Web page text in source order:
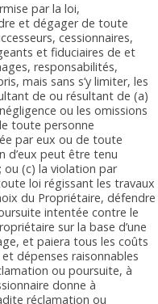
par la loi,
et dégager de toute
cessionnaires,
et fiduciaires de et
responsabilités,
mais sans s’y limiter, les
de ou résultant de (a)
ou les omissions
toute personne
par eux ou de toute
d’eux peut être tenu
ou (c) la violation par
loi régissant les travaux
du Propriétaire, défendre
intentée contre le
sur la base d’une
et paiera tous les coûts
dépenses raisonnables
ou poursuite, à
donne à
réclamation ou